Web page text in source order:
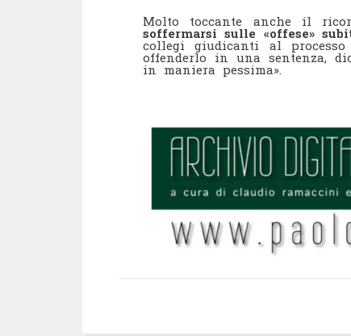
Molto toccante anche il
soffermarsi sulle «offese»
collegi giudicanti al
offenderlo in una sentenza,
in maniera pessima».